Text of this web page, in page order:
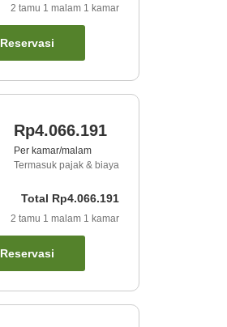
2 tamu 1 malam 1 kamar
Reservasi
Rp4.066.191
Per kamar/malam
Termasuk pajak & biaya
Total Rp4.066.191
2 tamu 1 malam 1 kamar
Reservasi